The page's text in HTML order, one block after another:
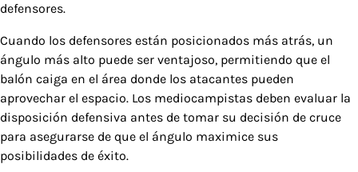
defensores.
Cuando los defensores están posicionados más atrás, un
ángulo más alto puede ser ventajoso, permitiendo que el
balón caiga en el área donde los atacantes pueden
aprovechar el espacio. Los mediocampistas deben evaluar la
disposición defensiva antes de tomar su decisión de cruce
para asegurarse de que el ángulo maximice sus
posibilidades de éxito.